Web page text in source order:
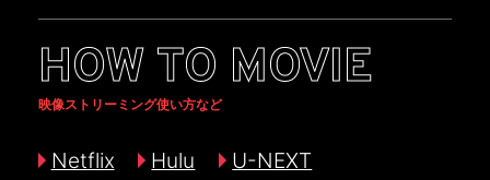
HOW TO MOVIE
映像ストリーミング使い方など
Netflix Hulu
U-NEXT